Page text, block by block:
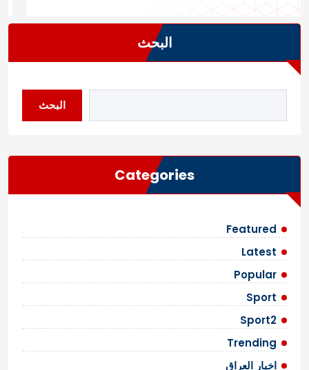
البحث
البحث
Categories
Featured
Latest
Popular
Sport
Sport2
Trending
اخبار العراق